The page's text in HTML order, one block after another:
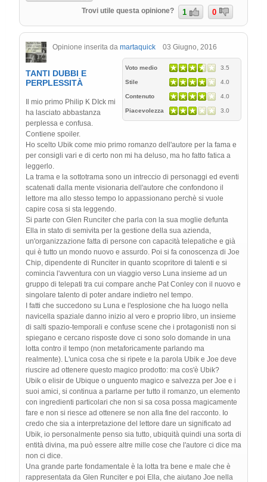
Trovi utile questa opinione? 1 0
Opinione inserita da martaquick 03 Giugno, 2016
Voto medio 3.5
Stile 4.0
Contenuto 4.0
Piacevolezza 3.0
TANTI DUBBI E
PERPLESSITÀ
Il mio primo Philip K DIck mi
ha lasciato abbastanza
perplessa e confusa.
Contiene spoiler.
Ho scelto Ubik come mio primo romanzo dell'autore per la fama e
per consigli vari e di certo non mi ha deluso, ma ho fatto fatica a
leggerlo.
La trama e la sottotrama sono un intreccio di personaggi ed eventi
scatenati dalla mente visionaria dell'autore che confondono il
lettore ma allo stesso tempo lo appassionano perchè si vuole
capire cosa si sta leggendo.
Si parte con Glen Runciter che parla con la sua moglie defunta
Ella in stato di semivita per la gestione della sua azienda,
un'organizzazione fatta di persone con capacità telepatiche e già
qui è tutto un mondo nuovo e assurdo. Poi si fa conoscenza di Joe
Chip, dipendente di Runciter in quanto scopritore di talenti e si
comincia l'avventura con un viaggio verso Luna insieme ad un
gruppo di telepati tra cui compare anche Pat Conley con il nuovo e
singolare talento di poter andare indietro nel tempo.
I fatti che succedono su Luna e l'esplosione che ha luogo nella
navicella spaziale danno inizio al vero e proprio libro, un insieme
di salti spazio-temporali e confuse scene che i protagonisti non si
spiegano e cercano risposte dove ci sono solo domande in una
lotta contro il tempo (non metaforicamente parlando ma
realmente). L'unica cosa che si ripete e la parola Ubik e Joe deve
riuscire ad ottenere questo magico prodotto: ma cos'è Ubik?
Ubik o elisir de Ubique o unguento magico e salvezza per Joe e i
suoi amici, si continua a parlarne per tutto il romanzo, un elemento
con ingredienti particolari che non si sa cosa possa magicamente
fare e non si riesce ad ottenere se non alla fine del racconto. Io
credo che sia a interpretazione del lettore dare un significato ad
Ubik, io personalmente penso sia tutto, ubiquità quindi una sorta di
entità divina, ma può essere altre mille cose che l'autore ci dice ma
non ci dice.
Una grande parte fondamentale è la lotta tra bene e male che è
rappresentata da Glen Runciter e poi Ella, che aiutano Joe nella